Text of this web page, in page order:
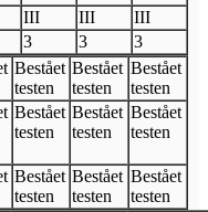
III III
III
3 3
3
Bestået
testen
Bestået
testen
Bestået
testen
Bestået
testen
Bestået
testen
Bestået
testen
Bestået
testen
Bestået
testen
Bestået
testen